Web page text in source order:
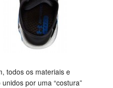
todos os materiais e
por uma “costura”